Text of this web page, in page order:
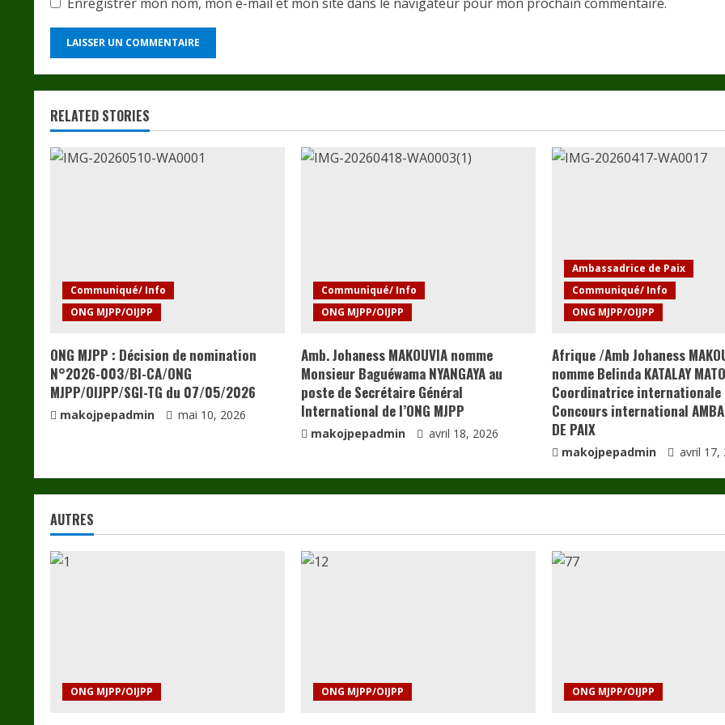
RELATED STORIES
Communiqué/ Info
ONG MJPP/OIJPP
ONG MJPP : Décision de nomination
N°2026-003/BI-CA/ONG
MJPP/OIJPP/SGI-TG du 07/05/2026
makojpepadmin mai 10, 2026
Communiqué/ Info
ONG MJPP/OIJPP
Amb. Johaness MAKOUVIA nomme
Monsieur Baguéwama NYANGAYA au
poste de Secrétaire Général
International de l’ONG MJPP
makojpepadmin avril 18, 2026
Ambassadrice de Paix
Communiqué/ Info
ONG MJPP/OIJPP
Afrique /Amb Johaness
nomme Belinda KATALAY
Coordinatrice internationale
Concours international
DE PAIX
makojpepadmin avril 17,
AUTRES
ONG MJPP/OIJPP ONG MJPP/OIJPP ONG MJPP/OIJPP